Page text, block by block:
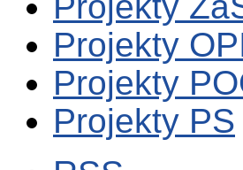
Projekty
Projekty
Projekty PS